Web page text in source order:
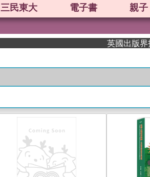
三民東大 電子書 親子
英國出版界指